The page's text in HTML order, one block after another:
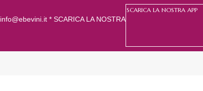
info@ebevini.it * SCARICA LA NOSTRA
SCARICA LA NOSTRA